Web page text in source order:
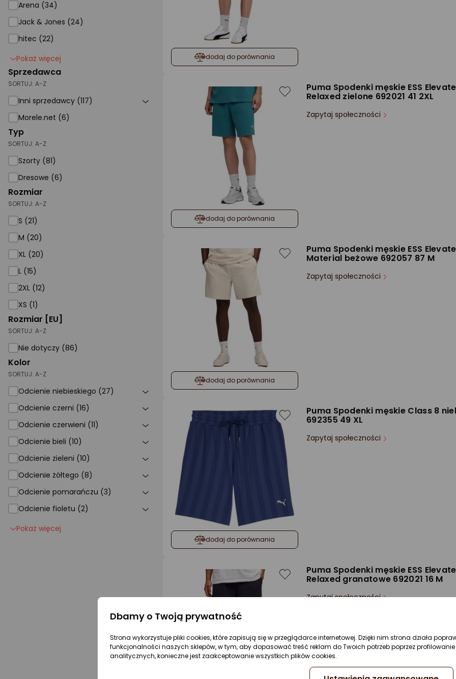
Arena (34)
Jack & Jones (24)
hitec (22)
Pokaż więcej
Sprzedawca
SORTUJ: A-Z
Inni sprzedawcy (117)
Morele.net (6)
Typ
SORTUJ: A-Z
Szorty (81)
Dresowe (6)
Rozmiar
SORTUJ: A-Z
S (21)
M (20)
XL (20)
L (15)
2XL (12)
XS (1)
Rozmiar [EU]
SORTUJ: A-Z
Nie dotyczy (86)
Kolor
SORTUJ: A-Z
Odcienie niebieskiego (27)
Odcienie czerni (16)
Odcienie czerwieni (11)
Odcienie bieli (10)
Odcienie zieleni (10)
Odcienie żółtego (8)
Odcienie pomarańczu (3)
Odcienie fioletu (2)
Pokaż więcej
dodaj do porównania
dodaj do porównania
Puma Spodenki męskie ESS
Relaxed zielone 692021 41 2XL
Zapytaj społeczności
dodaj do porównania
Puma Spodenki męskie ESS
Material beżowe 692057 87 M
Zapytaj społeczności
dodaj do porównania
Puma Spodenki męskie Class 8
692355 49 XL
Zapytaj społeczności
Puma Spodenki męskie ESS
Relaxed granatowe 692021 16 M
Zapytaj społeczności
Dbamy o Twoją prywatność
Strona wykorzystuje pliki cookies, które zapisują się w przeglądarce internetowej. Dzięki nim strona działa
funkcjonalności naszych sklepów, w tym, aby dopasować treść reklam do Twoich potrzeb poprzez
analitycznych, konieczne jest zaakceptowanie wszystkich plików cookies.